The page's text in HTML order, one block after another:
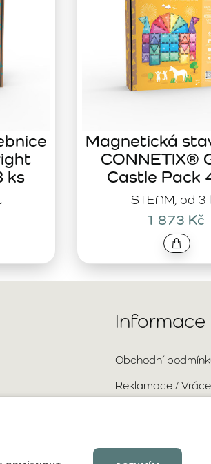
ks
STEAM, od 3
Magnetická
CONNETIX®
Castle Pack
1 873 Kč
Informace
Obchodní
Reklamace /